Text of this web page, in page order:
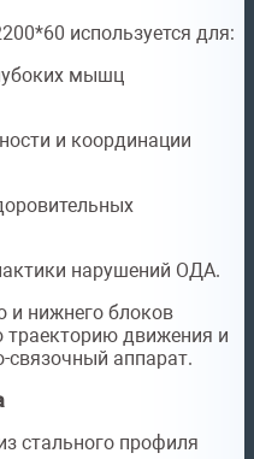
используется для:
мышц
и координации
нарушений ОДА.
и нижнего блоков
траекторию движения и
связочный аппарат.
стального профиля